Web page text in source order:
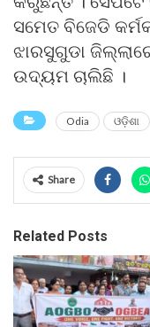
ସମେତ ବିଜେଡି
ଝାରସୁଗୁଡା
ଉଦ୍ୟମ ଚାଲିଛି ।
Odia ଓଡ଼ିଶା
Share
Related Posts